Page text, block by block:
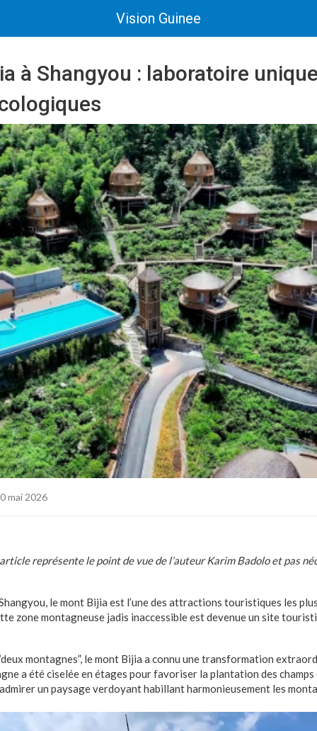
Vision Guinee
à Shangyou : laboratoire
mai 2026
représente le point de vue de l’auteur Karim Badolo et pas
le mont Bijia est l’une des attractions touristiques les
zone montagneuse jadis inaccessible est devenue un site
montagnes”, le mont Bijia a connu une transformation
a été ciselée en étages pour favoriser la plantation des champs
un paysage verdoyant habillant harmonieusement les